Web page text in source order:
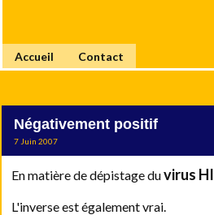
Accueil Contact
Négativement positif
7 Juin 2007
En matière de dépistage duvirus
L'inverse est également vrai.